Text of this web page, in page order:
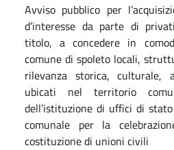
Avviso pubblico per
d’interesse da parte di
titolo, a concedere in
comune di spoleto locali,
rilevanza storica, culturale,
ubicati nel territorio
dell’istituzione di uffici di
comunale per la
costituzione di unioni civili